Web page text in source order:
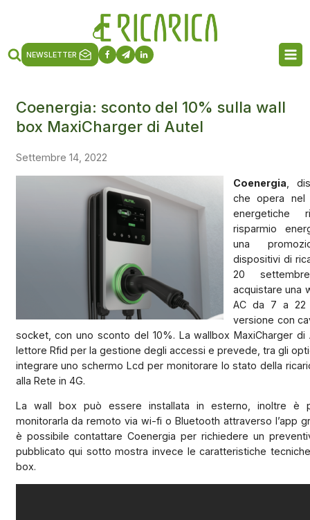
NEWSLETTER
Coenergia: sconto del 10% sulla wall
box MaxiCharger di Autel
Settembre 14, 2022
Coenergia ,
che opera
energetiche
risparmio
una
dispositivi di
20
acquistare una
AC da 7 a 22
versione con
socket, con uno sconto del 10%. La wallbox MaxiCharger
lettore Rfid per la gestione degli accessi e prevede, tra gli
integrare uno schermo Lcd per monitorare lo stato della
alla Rete in 4G.
La wall box può essere installata in esterno, inoltre è
monitorarla da remoto via wi-fi o Bluetooth attraverso l’app
è possibile contattare Coenergia per richiedere un
pubblicato qui sotto mostra invece le caratteristiche
box.